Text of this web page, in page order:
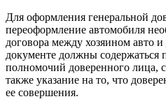
Для оформления генеральной
переоформление автомобиля
договора между хозяином авто
документе должны содержаться
полномочий доверенного лица,
также указание на то, что
ее совершения.